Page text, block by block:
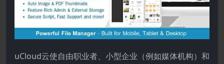
uCloud云使自由职业者、小型企业（例如媒体机构）和